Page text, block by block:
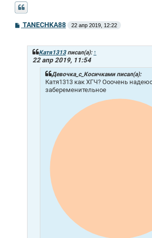
СTANECHKA88 22 апр 2019, 12:22
Катя1313писал(а): ↑
22 апр 2019, 11:54
Девочка_с_Косичками писал(а):
Катя1313 как ХГЧ? Ооочень
забеременительное